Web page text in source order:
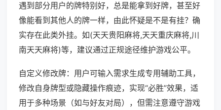
遇到部分用户的牌特别好，总是能拿到好牌，甚至好
像能看到其他人的牌一样，由此怀疑是不是有挂？确
实存在此类外挂。如(天天贵阳麻将,天天重庆麻将,川
南天天麻将)等，建议通过正规途径维护游戏公平。
自定义修改牌：用户可输入需求生成专用辅助工具，
修改自身牌型或隐藏操作痕迹，实现“必胜”效果，适
用于多种场景（如与好友对局），但需注意遵守游戏